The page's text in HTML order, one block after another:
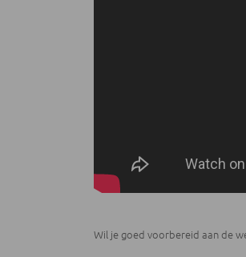
Wil je goed voorbereid aan de